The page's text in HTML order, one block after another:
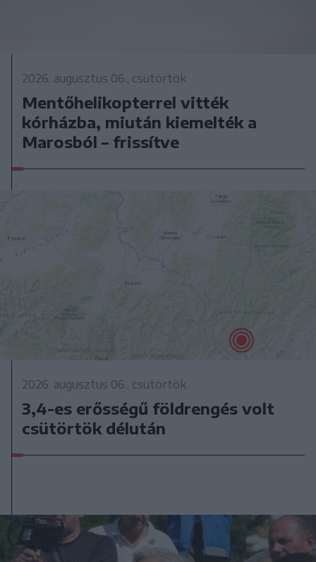
2026. augusztus 06., csütörtök
Mentőhelikopterrel vitték
kórházba, miután kiemelték a
Marosból – frissítve
2026. augusztus 06., csütörtök
3,4-es erősségű földrengés volt
csütörtök délután